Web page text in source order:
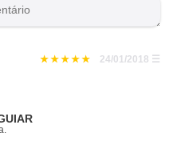
24/01/2018 ☰